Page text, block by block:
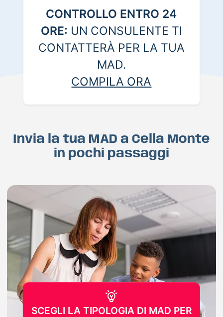
CONTROLLO ENTRO 24
ORE: UN CONSULENTE TI
CONTATTERÀ PER LA TUA
MAD.
COMPILA ORA
Invia la tua MAD a Cella Monte
in pochi passaggi
SCEGLI LA TIPOLOGIA DI MAD PER